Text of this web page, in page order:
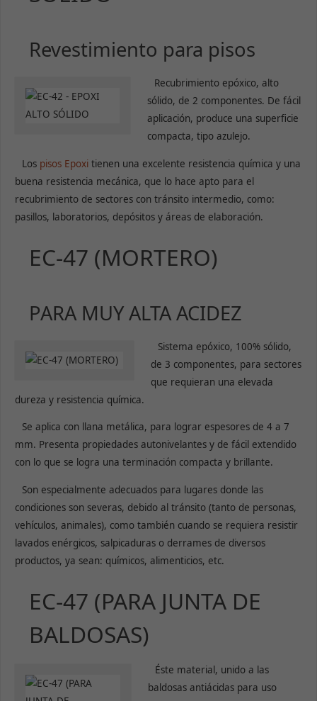
Revestimiento para pisos
Recubrimiento epóxico, alto
sólido, de 2 componentes. De fácil
aplicación, produce una superficie
compacta, tipo azulejo.
Los pisos Epoxi tienen una excelente resistencia química y una
buena resistencia mecánica, que lo hace apto para el
recubrimiento de sectores con tránsito intermedio, como:
pasillos, laboratorios, depósitos y áreas de elaboración.
EC-47 (MORTERO)
PARA MUY ALTA ACIDEZ
Sistema epóxico, 100% sólido,
de 3 componentes, para sectores
que requieran una elevada
dureza y resistencia química.
Se aplica con llana metálica, para lograr espesores de 4 a 7
mm. Presenta propiedades autonivelantes y de fácil extendido
con lo que se logra una terminación compacta y brillante.
Son especialmente adecuados para lugares donde las
condiciones son severas, debido al tránsito (tanto de personas,
vehículos, animales), como también cuando se requiera resistir
lavados enérgicos, salpicaduras o derrames de diversos
productos, ya sean: químicos, alimenticios, etc.
EC-47 (PARA JUNTA DE
BALDOSAS)
Éste material, unido a las
baldosas antiácidas para uso